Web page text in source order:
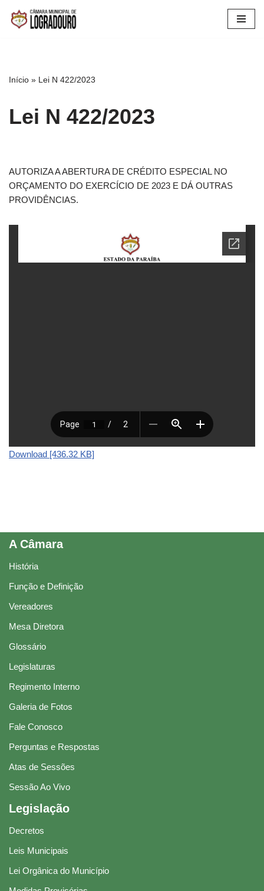
Pular
Início » Lei N 422/2023
Lei N 422/2023
AUTORIZA A ABERTURA DE CRÉDITO ESPECIAL NO
ORÇAMENTO DO EXERCÍCIO DE 2023 E DÁ OUTRAS
PROVIDÊNCIAS.
Download [436.32 KB]
A Câmara
História
Função e Definição
Vereadores
Mesa Diretora
Glossário
Legislaturas
Regimento Interno
Galeria de Fotos
Fale Conosco
Perguntas e Respostas
Atas de Sessões
Sessão Ao Vivo
Legislação
Decretos
Leis Municipais
Lei Orgânica do Município